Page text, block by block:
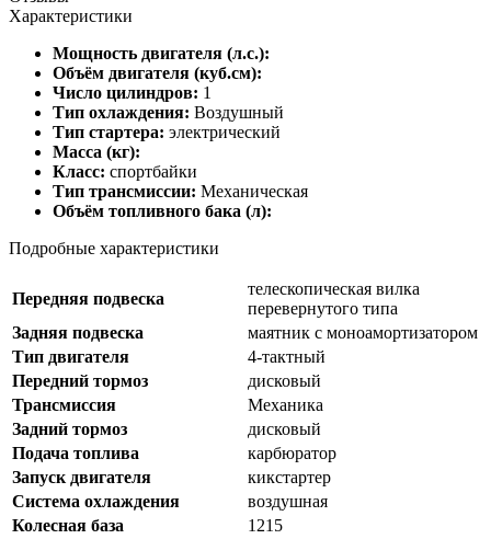
Характеристики
Мощность двигателя (л.с.):
Объём двигателя (куб.см):
Число цилиндров: 1
Тип охлаждения: Воздушный
Тип стартера: электрический
Масса (кг):
Класс: спортбайки
Тип трансмиссии: Механическая
Объём топливного бака (л):
Подробные характеристики
Передняя подвеска
телескопическая вилка
перевернутого типа
Задняя подвеска
маятник с моноамортизатором
Тип двигателя
4-тактный
Передний тормоз
дисковый
Трансмиссия
Механика
Задний тормоз
дисковый
Подача топлива
карбюратор
Запуск двигателя
кикстартер
Система охлаждения
воздушная
Колесная база
1215